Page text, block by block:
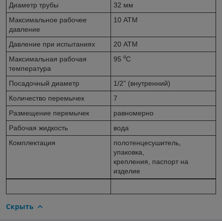
Диаметр трубы
32 мм
Максимальное рабочее
давление
10 АТМ
Давление при испытаниях
20 АТМ
Максимальная рабочая
температура
95 ⁰С
Посадочный диаметр
1/2" (внутренний)
Количество перемычек
7
Размещение перемычек
равномерно
Рабочая жидкость
вода
Комплектация
полотенцесушитель,
упаковка,
крепления, паспорт на
изделие
Скрыть